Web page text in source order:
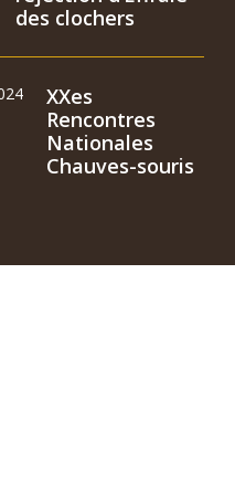
des clochers
XXes
Rencontres
Nationales
Chauves-souris